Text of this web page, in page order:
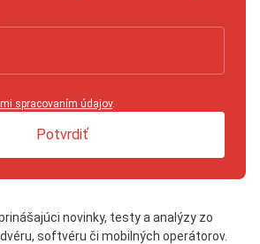
spracovaním údajov.
Potvrdiť
novinky, testy a analýzy zo
softvéru či mobilných operátorov.